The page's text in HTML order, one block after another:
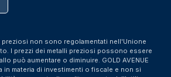
preziosi non sono regolamentati nell'Unione
I prezzi dei metalli preziosi possono essere
può aumentare o diminuire. GOLD AVENUE
materia di investimenti o fiscale e non si